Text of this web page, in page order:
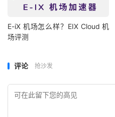
E-iX 机场怎么样？EIX Cloud 机
场评测
评论 抢沙发